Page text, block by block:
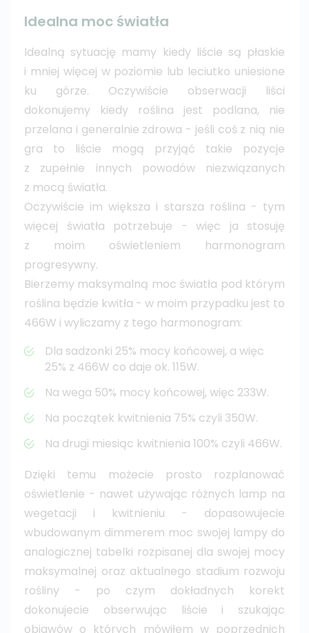
Idealna moc światła
Idealną sytuację mamy kiedy liście są płaskie
i mniej więcej w poziomie lub leciutko uniesione
ku górze. Oczywiście obserwacji liści
dokonujemy kiedy roślina jest podlana, nie
przelana i generalnie zdrowa - jeśli coś z nią nie
gra to liście mogą przyjąć takie pozycje
z zupełnie innych powodów niezwiązanych
z mocą światła.
Oczywiście im większa i starsza roślina - tym
więcej światła potrzebuje - więc ja stosuję
z moim oświetleniem harmonogram
progresywny.
Bierzemy maksymalną moc światła pod którym
roślina będzie kwitła - w moim przypadku jest to
466W i wyliczamy z tego harmonogram:
Dla sadzonki 25% mocy końcowej, a więc
25% z 466W co daje ok. 115W.
Na wega 50% mocy końcowej, więc 233W.
Na początek kwitnienia 75% czyli 350W.
Na drugi miesiąc kwitnienia 100% czyli 466W.
Dzięki temu możecie prosto rozplanować
oświetlenie - nawet używając różnych lamp na
wegetacji i kwitnieniu - dopasowujecie
wbudowanym dimmerem moc swojej lampy do
analogicznej tabelki rozpisanej dla swojej mocy
maksymalnej oraz aktualnego stadium rozwoju
rośliny - po czym dokładnych korekt
dokonujecie obserwując liście i szukając
objawów o których mówiłem w poprzednich